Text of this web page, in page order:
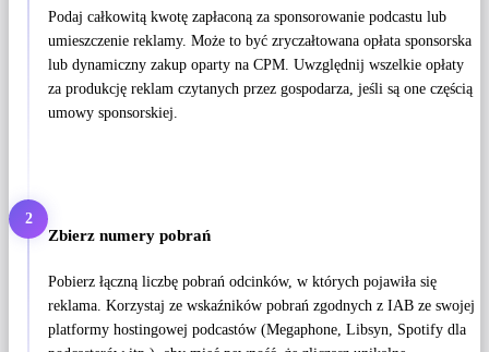
Podaj całkowitą kwotę zapłaconą za sponsorowanie podcastu lub
umieszczenie reklamy. Może to być zryczałtowana opłata sponsorska
lub dynamiczny zakup oparty na CPM. Uwzględnij wszelkie opłaty
za produkcję reklam czytanych przez gospodarza, jeśli są one częścią
umowy sponsorskiej.
2
Zbierz numery pobrań
Pobierz łączną liczbę pobrań odcinków, w których pojawiła się
reklama. Korzystaj ze wskaźników pobrań zgodnych z IAB ze swojej
platformy hostingowej podcastów (Megaphone, Libsyn, Spotify dla